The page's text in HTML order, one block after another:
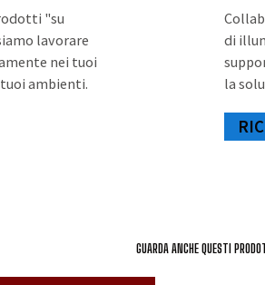
"su
lavorare
nei tuoi
ambienti.
di
la
GUARDA ANCHE QUESTI